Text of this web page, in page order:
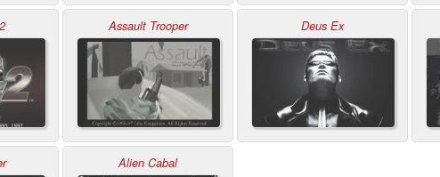
Assault Trooper Deus Ex
Alien Cabal